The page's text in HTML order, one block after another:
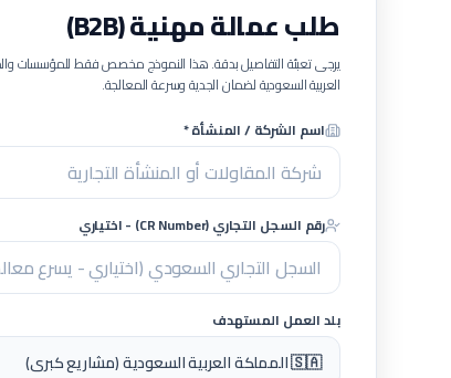
طلب عمالة مهنية (B2B)
يرجى تعبئة التفاصيل بدقة. هذا النموذج مخصص فقط للمؤسسات
العربية السعودية لضمان الجدية وسرعة المعالجة.
اسم الشركة / المنشأة *
رقم السجل التجاري (CR Number) - اختياري
بلد العمل المستهدف
🇸🇦 المملكة العربية السعودية (مشاريع كبرى)